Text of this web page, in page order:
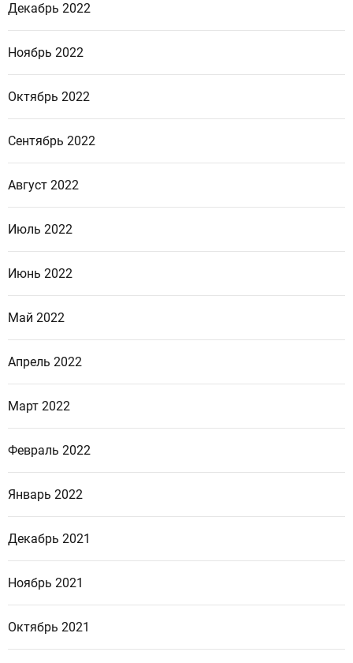
Декабрь 2022
Ноябрь 2022
Октябрь 2022
Сентябрь 2022
Август 2022
Июль 2022
Июнь 2022
Май 2022
Апрель 2022
Март 2022
Февраль 2022
Январь 2022
Декабрь 2021
Ноябрь 2021
Октябрь 2021